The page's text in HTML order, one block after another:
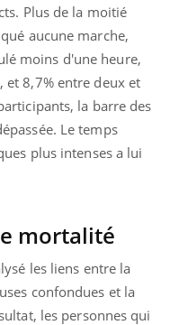
Plus de la moitié
aucune marche,
moins d'une heure,
et 8,7% entre deux et
la barre des
Le temps
plus intenses a lui
mortalité
les liens entre la
confondues et la
les personnes qui